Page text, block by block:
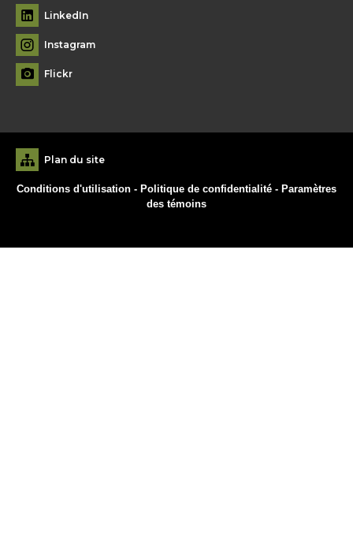
LinkedIn
Instagram
Flickr
Plan du site
Conditions d'utilisation - Politique de confidentialité - Paramètres
des témoins